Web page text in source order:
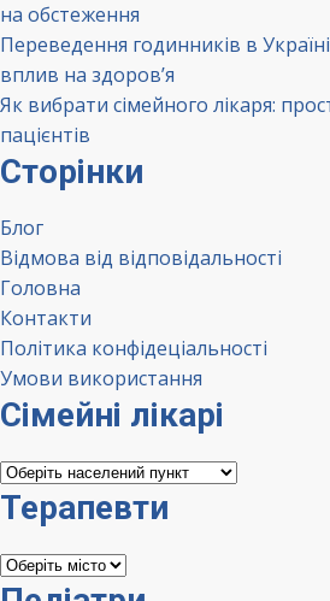
на обстеження
Переведення годинників в
вплив на здоров’я
Як вибрати сімейного лікаря:
пацієнтів
Сторінки
Блог
Відмова від відповідальності
Головна
Контакти
Політика конфідеціальності
Умови використання
Сімейні лікарі
Сімейні
лікарі
Терапевти
Терапевти